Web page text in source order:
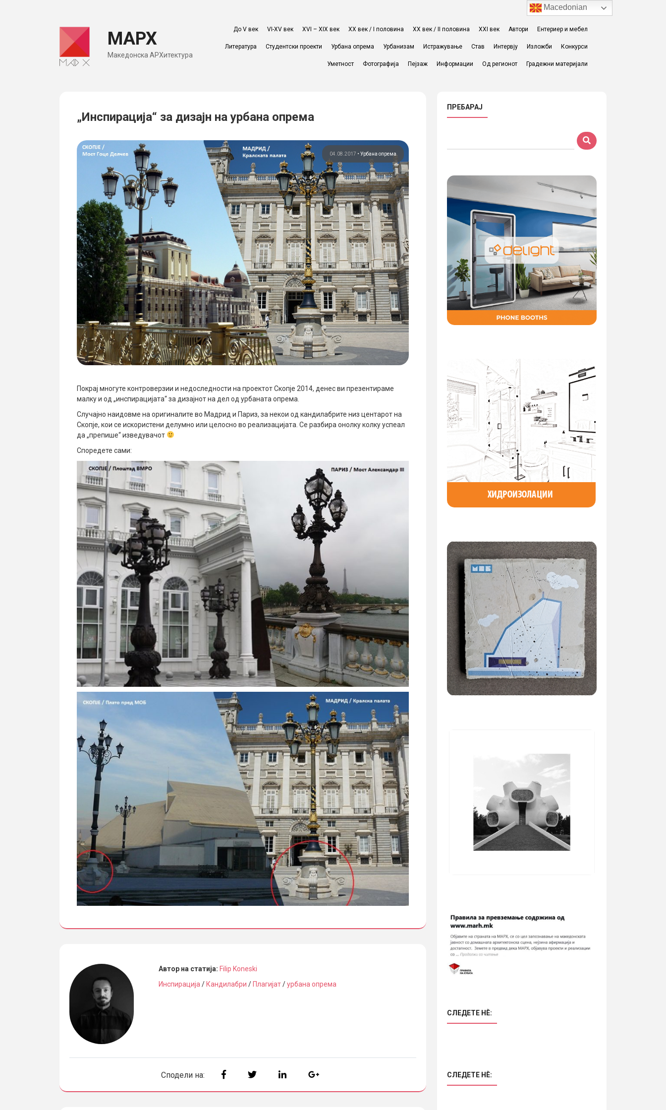
МАРХ
Македонска АРХитектура
До V век VI-XV век XVI – XIX век ХХ век / I половина ХХ век / II половина XXI век Автори Ентериер и мебел
Литература Студентски проекти Урбана опрема Урбанизам Истражување Став Интервју Изложби Конкурси
Уметност Фотографија Пејзаж Информации Од регионот Градежни материјали
„Инспирација“ за дизајн на урбана опрема
04.08.2017 • Урбана опрема
Покрај многуте контроверзии и недоследности на проектот Скопје 2014, денес ви презентираме
малку и од „инспирацијата“ за дизајнот на дел од урбаната опрема.
Случајно наидовме на оригиналите во Мадрид и Париз, за некои од кандилабрите низ центарот на
Скопје, кои се искористени делумно или целосно во реализацијата. Се разбира онолку колку успеал
да „препише“ изведувачот
Споредете сами:
Автор на статија: Filip Koneski
Инспирација /Кандилабри /Плагијат/урбана опрема
Сподели на:
ПРЕБАРАЈ
СЛЕДЕТЕ НÈ:
СЛЕДЕТЕ НÈ:
Macedonian